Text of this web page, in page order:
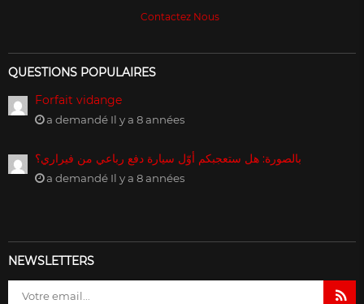
Contactez Nous
QUESTIONS POPULAIRES
Forfait vidange
a demandé Il y a 8 années
بالصورة: هل ستعجبكم أوّل سيارة دفع رباعي من فيراري؟
a demandé Il y a 8 années
NEWSLETTERS